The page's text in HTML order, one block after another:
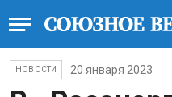
НОВОСТИ 20 января 2023